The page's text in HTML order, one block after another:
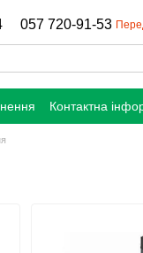
057 720-91-53
Контактна